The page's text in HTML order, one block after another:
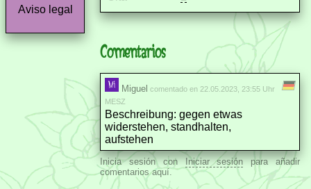
Aviso legal
Comentarios
Miguel comentado en 22.05.2023, 23:55 Uhr
MESZ
Beschreibung: gegen etwas
widerstehen, standhalten,
aufstehen
Inicia sesión conIniciar sesiónpara añadir
comentarios aquí.